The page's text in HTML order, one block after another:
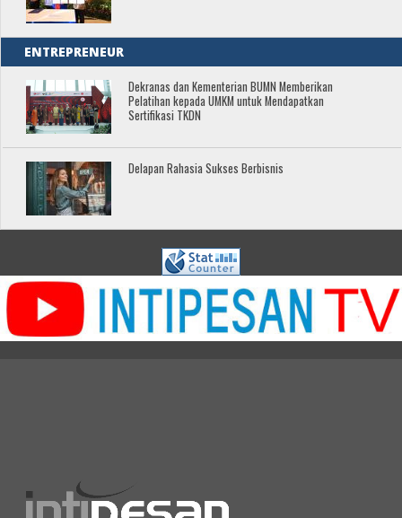
ENTREPRENEUR
Dekranas dan Kementerian BUMN Memberikan
Pelatihan kepada UMKM untuk Mendapatkan
Sertifikasi TKDN
Delapan Rahasia Sukses Berbisnis